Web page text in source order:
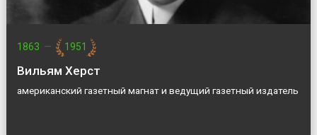
1863 — 1951
Вильям Херст
американский газетный магнат и ведущий газетный издатель